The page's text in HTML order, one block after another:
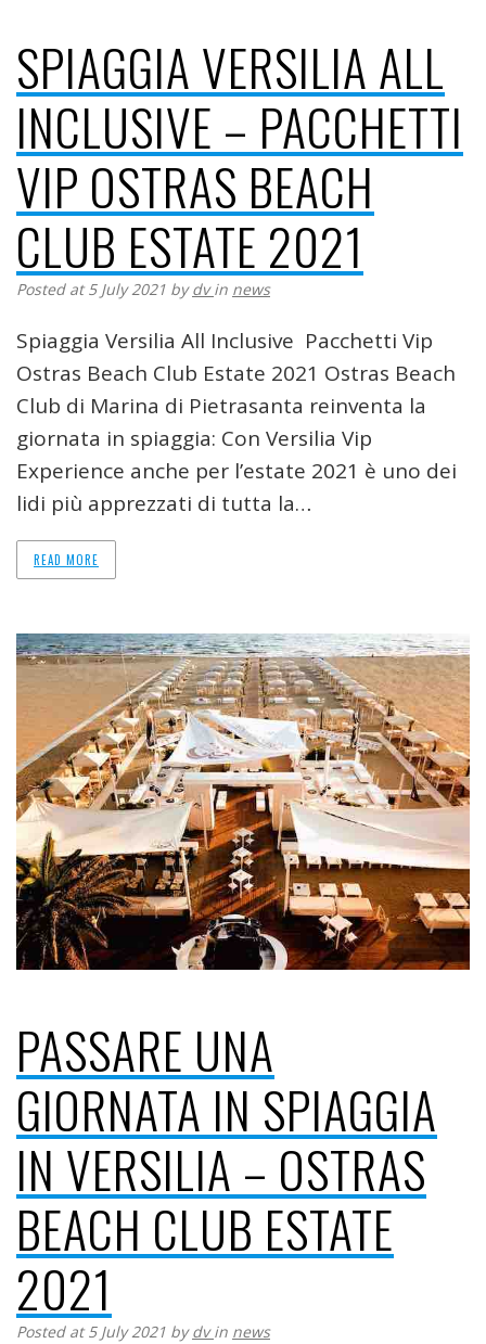
SPIAGGIA VERSILIA ALL
INCLUSIVE – PACCHETTI
VIP OSTRAS BEACH
CLUB ESTATE 2021
Posted at 5 July 2021 bydvin news
Spiaggia Versilia All Inclusive Pacchetti Vip
Ostras Beach Club Estate 2021 Ostras Beach
Club di Marina di Pietrasanta reinventa la
giornata in spiaggia: Con Versilia Vip
Experience anche per l’estate 2021 è uno dei
lidi più apprezzati di tutta la…
READ MORE
PASSARE UNA
GIORNATA IN SPIAGGIA
IN VERSILIA – OSTRAS
BEACH CLUB ESTATE
2021
Posted at 5 July 2021 bydvin news